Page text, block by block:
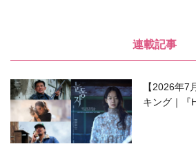
連載記事
【2026年7
キング｜『